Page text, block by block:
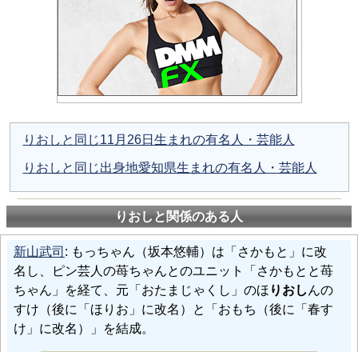
りおしと同じ11月26日生まれの有名人・芸能人
りおしと同じ出身地愛知県生まれの有名人・芸能人
りおしと関係のある人
新山武司 : もっちゃん（坂本悠輔）は「さかもと」に改
名し、ピン芸人の苺ちゃんとのユニット「さかもとと苺
ちゃん」を経て、元「おたまじゃくし」のほ りおし んの
すけ（後に「ほりお」に改名）と「おもち（後に「春す
け」に改名）」を結成。